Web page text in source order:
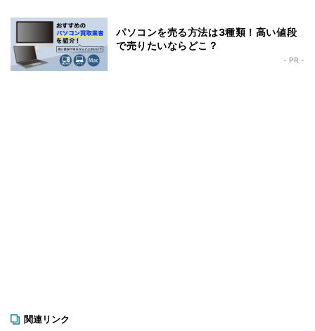
パソコンを売る方法は3種類！高い値段
で売りたいならどこ？
- PR -
関連リンク